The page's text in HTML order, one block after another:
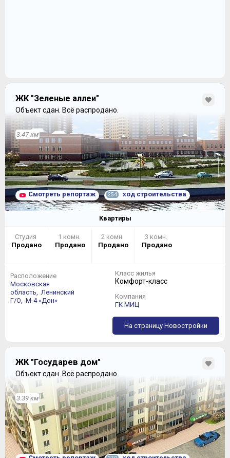
ЖК "Зеленые аллеи"
Объект сдан. Всё распродано.
3.47 км
Смотреть репортаж 254 ход строительства
Квартиры
Студия
Продано
1 комн.
Продано
2 комн.
Продано
3 комн.
Продано
Расположение
Московская
область, Ленинский
Г/О, М-4 «Дон»
Класс жилья
Комфорт-класс
Компания
ГК МИЦ
На страницу Новостройки
ЖК "Государев дом"
Объект сдан. Всё распродано.
3.39 км